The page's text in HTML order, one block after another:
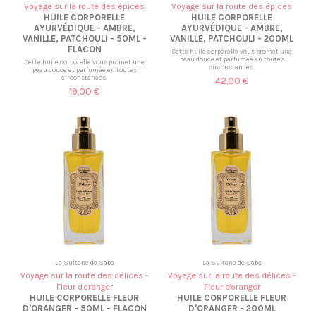
Voyage sur la route des épices
HUILE CORPORELLE
AYURVÉDIQUE - AMBRE,
VANILLE, PATCHOULI - 50ML -
FLACON
Cette huile corporelle vous promet une
peau douce et parfumée en toutes
circonstances.
19,00 €
Voyage sur la route des épices
HUILE CORPORELLE
AYURVÉDIQUE - AMBRE,
VANILLE, PATCHOULI - 200ML
Cette huile corporelle vous promet une
peau douce et parfumée en toutes
circonstances.
42,00 €
La Sultane de Saba
Voyage sur la route des délices -
Fleur d'oranger
HUILE CORPORELLE FLEUR
D'ORANGER - 50ML - FLACON
La Sultane de Saba
Voyage sur la route des délices -
Fleur d'oranger
HUILE CORPORELLE FLEUR
D'ORANGER - 200ML